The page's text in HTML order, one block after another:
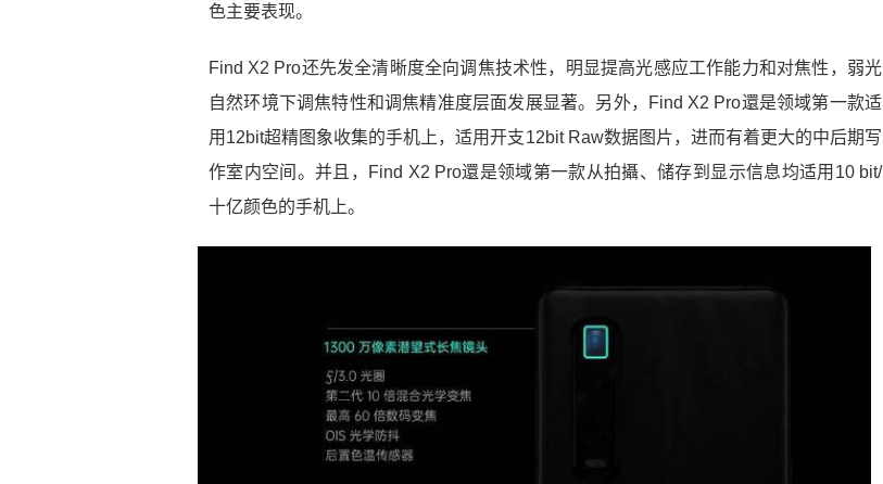
色主要表现。
Find X2 Pro还先发全清晰度全向调焦技术性，明显提高光感应工作能力和对焦性，弱光
自然环境下调焦特性和调焦精准度层面发展显著。另外，Find X2 Pro還是领域第一款适
用12bit超精图象收集的手机上，适用开支12bit Raw数据图片，进而有着更大的中后期写
作室内空间。并且，Find X2 Pro還是领域第一款从拍攝、储存到显示信息均适用10 bit/
十亿颜色的手机上。